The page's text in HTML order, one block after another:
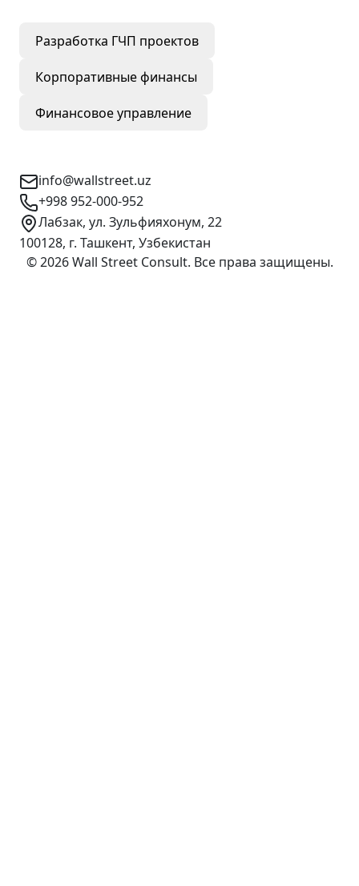
Разработка ГЧП проектов
Корпоративные финансы
Финансовое управление
info@wallstreet.uz
+998 952-000-952
Лабзак, ул. Зульфияхонум, 22
100128, г. Ташкент, Узбекистан
©2026 Wall Street Consult. Все права защищены.